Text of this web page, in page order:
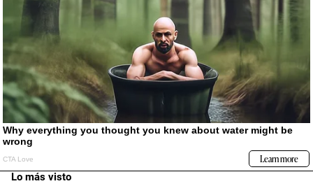
Lo más visto